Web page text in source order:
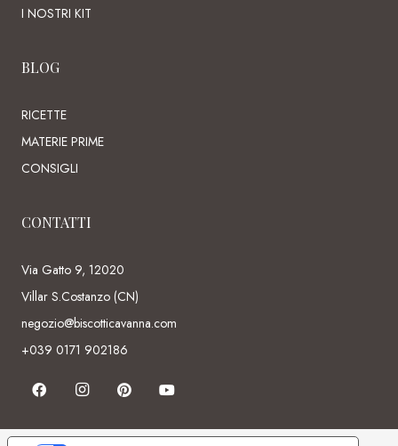
I NOSTRI KIT
BLOG
RICETTE
MATERIE PRIME
CONSIGLI
CONTATTI
Via Gatto 9, 12020
Villar S.Costanzo (CN)
negozio@biscotticavanna.com
+039 0171 902186